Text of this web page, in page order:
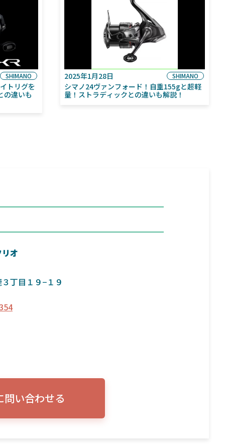
SHIMANO
トリグを
の違いも
2025年1月28日 SHIMANO
シマノ24ヴァンフォード！自重155gと超軽
量！ストラディックとの違いも解説！
オ
丁目１９−１９
い合わせる